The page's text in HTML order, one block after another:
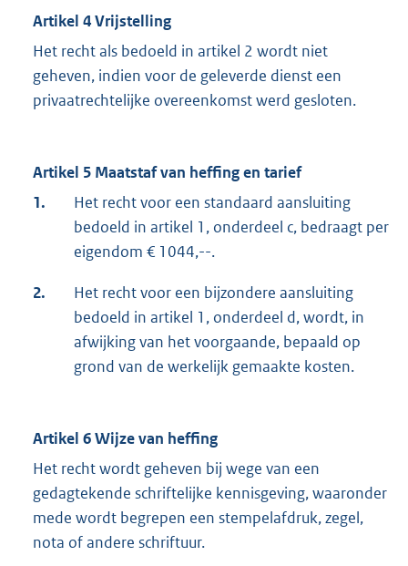
Artikel 4 Vrijstelling
Het recht als bedoeld in artikel 2 wordt niet
geheven, indien voor de geleverde dienst een
privaatrechtelijke overeenkomst werd gesloten.
Artikel 5 Maatstaf van heffing en tarief
1.
Het recht voor een standaard aansluiting
bedoeld in artikel 1, onderdeel c, bedraagt per
eigendom € 1044,--.
2.
Het recht voor een bijzondere aansluiting
bedoeld in artikel 1, onderdeel d, wordt, in
afwijking van het voorgaande, bepaald op
grond van de werkelijk gemaakte kosten.
Artikel 6 Wijze van heffing
Het recht wordt geheven bij wege van een
gedagtekende schriftelijke kennisgeving, waaronder
mede wordt begrepen een stempelafdruk, zegel,
nota of andere schriftuur.